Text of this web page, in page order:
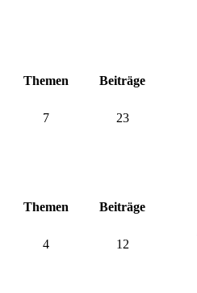
Themen Beiträge
7 23
Themen Beiträge
4 12